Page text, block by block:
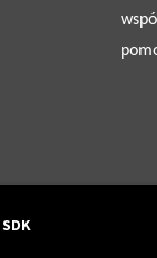
SDK